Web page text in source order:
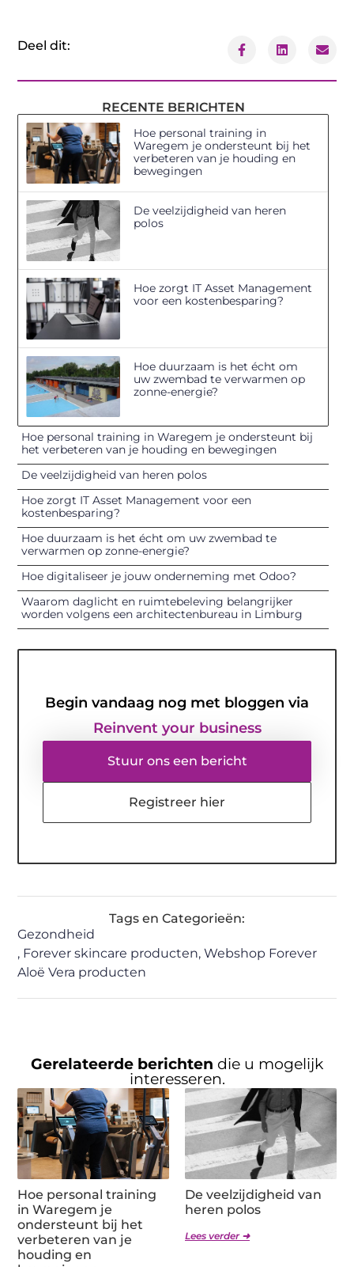
Deel dit:
RECENTE BERICHTEN
Hoe personal training in
Waregem je ondersteunt bij het
verbeteren van je houding en
bewegingen
De veelzijdigheid van heren
polos
Hoe zorgt IT Asset Management
voor een kostenbesparing?
Hoe duurzaam is het écht om
uw zwembad te verwarmen op
zonne-energie?
Hoe personal training in Waregem je ondersteunt bij
het verbeteren van je houding en bewegingen
De veelzijdigheid van heren polos
Hoe zorgt IT Asset Management voor een
kostenbesparing?
Hoe duurzaam is het écht om uw zwembad te
verwarmen op zonne-energie?
Hoe digitaliseer je jouw onderneming met Odoo?
Waarom daglicht en ruimtebeleving belangrijker
worden volgens een architectenbureau in Limburg
Begin vandaag nog met bloggen via
Reinvent your business
Stuur ons een bericht
Registreer hier
Tags en Categorieën:
Gezondheid
, Forever skincare producten,Webshop Forever
Aloë Vera producten
Gerelateerde berichten die u mogelijk
interesseren.
Hoe personal training
in Waregem je
ondersteunt bij het
verbeteren van je
houding en
De veelzijdigheid van
heren polos
Lees verder ➜